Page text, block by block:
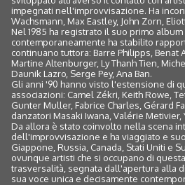
impegnati nell'improvvisazione. Ha
Wachsmann, Max Eastley, John Zorn,
Nel 1985 ha registrato il suo primo album
contemporaneamente ha stabilito
continuano tuttora: Barre Philipps, Benat
Martine Altenburger, Ly Thanh Tien,
Daunik Lazro, Serge Pey, Ana Ban.
Gli anni '90 hanno visto l'estensione di
associazioni: Camel Zékri, Keith Rowe,
Gunter Muller, Fabrice Charles, Gérard
danzatori Masaki Iwana, Valérie Metivier,
Da allora è stato coinvolto nella scena
dell'improvvisazione e ha viaggiato e
Giappone, Russia, Canada, Stati Uniti e
ovunque artisti che si occupano di
trasversalità, segnata dall'apertura alla
sua voce unica e decisamente